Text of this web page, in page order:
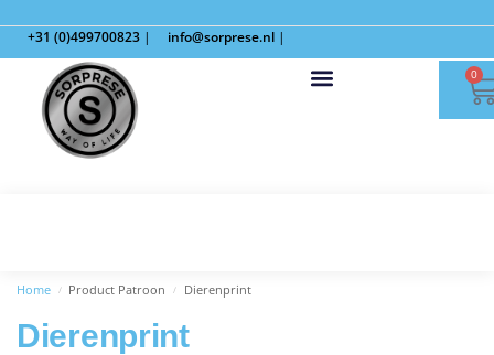
+31 (0)499700823 | info@sorprese.nl |
0
Home / Product Patroon / Dierenprint
Dierenprint